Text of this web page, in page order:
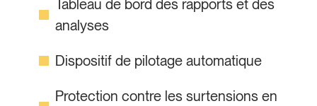
Tableau de bord des rapports et des
analyses
Dispositif de pilotage automatique
Protection contre les surtensions en